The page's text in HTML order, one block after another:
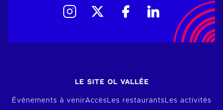
LE SITE OL VALLÉE
Événements à venirAccèsLes restaurantsLes activités